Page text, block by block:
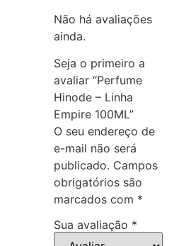
Não há avaliações
ainda.
Seja o primeiro a
avaliar “Perfume
Hinode – Linha
Empire 100ML”
O seu endereço de
e-mail não será
publicado. Campos
obrigatórios são
marcados com *
Sua avaliação *